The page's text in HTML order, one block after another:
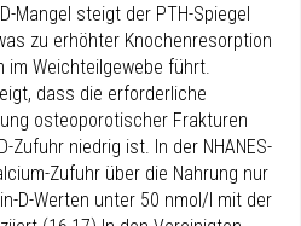
Mangel steigt der PTH-Spiegel
zu erhöhter Knochenresorption
im Weichteilgewebe führt.
dass die erforderliche
osteoporotischer Frakturen
Zufuhr niedrig ist. In der NHANES-
Zufuhr über die Nahrung nur
D-Werten unter 50 nmol/l mit der